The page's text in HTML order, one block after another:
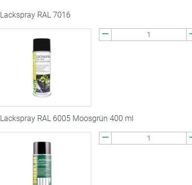
Lackspray RAL 7016
Lackspray RAL 6005 Moosgrün 400 ml